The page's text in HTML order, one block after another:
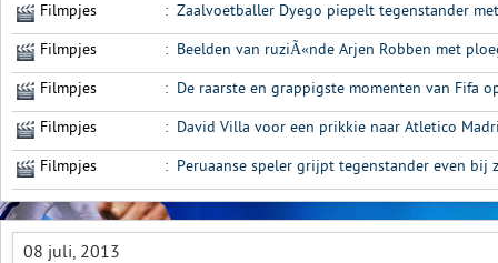
Filmpjes
: Zaalvoetballer Dyego piepelt tegenstander
Filmpjes : Beelden van ruziÃ«nde Arjen Robben met
Filmpjes : De raarste en grappigste momenten van Fifa
Filmpjes : David Villa voor een prikkie naar Atletico
Filmpjes : Peruaanse speler grijpt tegenstander even bij
08 juli, 2013